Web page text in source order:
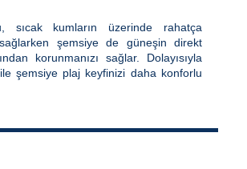
sıcak kumların üzerinde rahatça
sağlarken şemsiye de güneşin direkt
korunmanızı sağlar. Dolayısıyla
ile şemsiye plaj keyfinizi daha konforlu